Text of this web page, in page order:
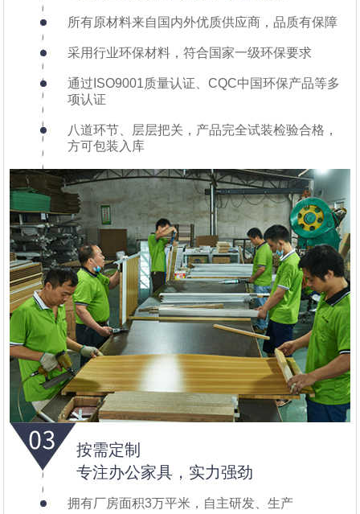
所有原材料来自国内外优质供应商，品质有保障
采用行业环保材料，符合国家一级环保要求
通过ISO9001质量认证、CQC中国环保产品等多
项认证
八道环节、层层把关，产品完全试装检验合格，
方可包装入库
按需定制
专注办公家具，实力强劲
拥有厂房面积3万平米，自主研发、生产